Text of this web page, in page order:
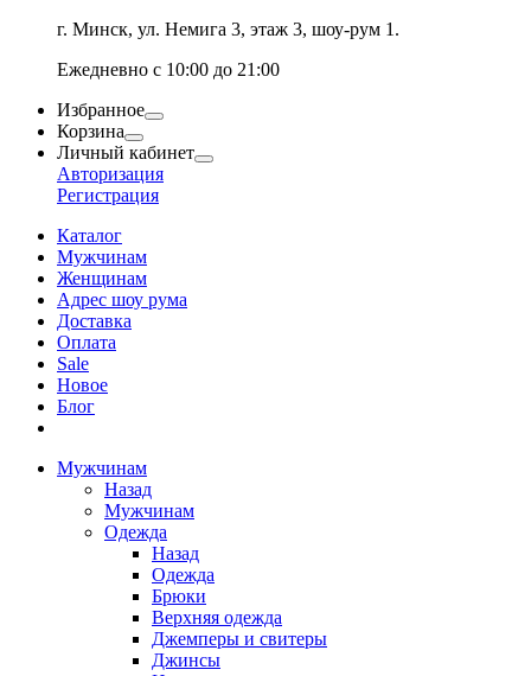
г. Минск, ул. Немига 3, этаж 3, шоу-рум 1.
Ежедневно с 10:00 до 21:00
Избранное
Корзина
Личный кабинет
Авторизация
Регистрация
Каталог
Мужчинам
Женщинам
Адрес шоу рума
Доставка
Оплата
Sale
Новое
Блог
Мужчинам
Назад
Мужчинам
Одежда
Назад
Одежда
Брюки
Верхняя одежда
Джемперы и свитеры
Джинсы